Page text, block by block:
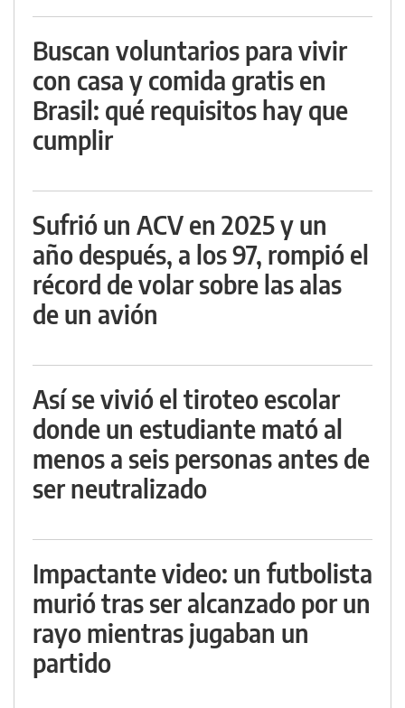
Buscan voluntarios para vivir
con casa y comida gratis en
Brasil: qué requisitos hay que
cumplir
Sufrió un ACV en 2025 y un
año después, a los 97, rompió el
récord de volar sobre las alas
de un avión
Así se vivió el tiroteo escolar
donde un estudiante mató al
menos a seis personas antes de
ser neutralizado
Impactante video: un futbolista
murió tras ser alcanzado por un
rayo mientras jugaban un
partido